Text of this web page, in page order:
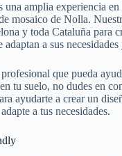
amplia experiencia en
mosaico de Nolla.
y toda Cataluña para
adaptan a sus
que pueda
tu suelo, no dudes en
ayudarte a crear un
a tus necesidades.